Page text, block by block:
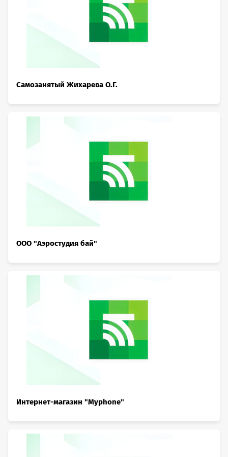
Самозанятый Жихарева О.Г.
ООО "Аэростудия бай"
Интернет-магазин "Myphone"